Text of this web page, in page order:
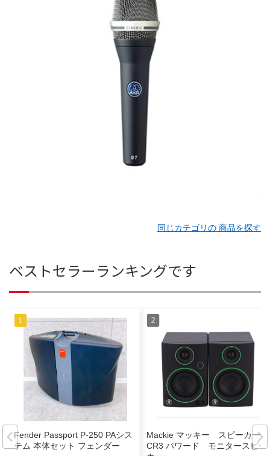
同じカテゴリの 商品を探す
ベストセラーランキングです
Fender Passport P-250 PAシス
テム 本体セット フェンダー
Mackie マッキー スピーカー
CR3 パワード モニタースピー